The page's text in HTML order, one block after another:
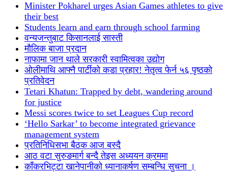
Minister Pokharel urges Asian Games athletes to give
their best
Students learn and earn through school farming
वन्यजन्तुबाट किसानलाई सास्ती
मौलिक बाजा प्रदान
नाफामा जान थाले सरकारी स्वामित्वका उद्योग
ओलीमाथि आफ्नै पार्टीको कडा प्रहार! नेतृत्व फेर्न ५६ पृष्ठको
प्रतिवेदन
Tetari Khatun: Trapped by debt, wandering around
for justice
Messi scores twice to set Leagues Cup record
‘Hello Sarkar’ to become integrated grievance
management system
प्रतिनिधिसभा बैठक आज बस्दै
आठ वटा सुरुङमार्ग बन्दै तेइस अध्ययन क्रममा
काँकरभिट्टा खानेपानीको ध्यानाकर्षण सम्बन्धि सुचना ।